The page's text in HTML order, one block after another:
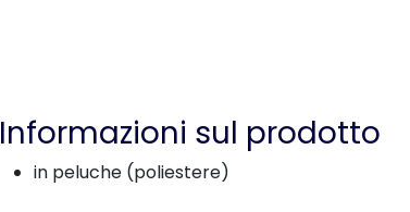
Informazioni sul prodotto
in peluche (poliestere)